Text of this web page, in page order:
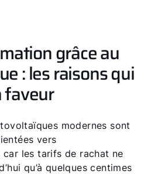
grâce au
: les raisons qui
faveur
modernes sont
vers
car les tarifs de rachat ne
qu’à quelques centimes